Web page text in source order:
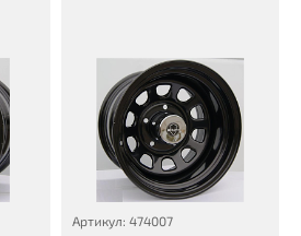
Артикул: 474007